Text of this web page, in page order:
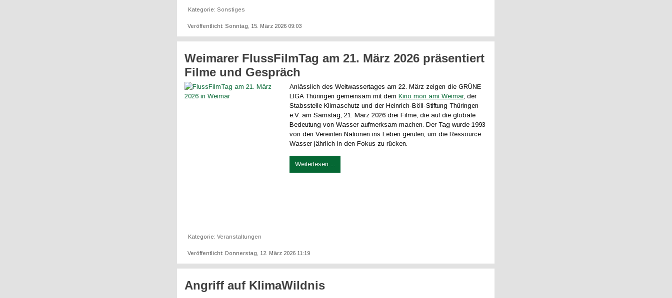
Kategorie:Sonstiges
Veröffentlicht: Sonntag, 15. März 2026 09:03
Weimarer FlussFilmTag am 21. März 2026 präsentiert
Filme und Gespräch
Anlässlich des Weltwassertages am 22. März zeigen die GRÜNE
LIGA Thüringen gemeinsam mit demKino mon ami Weimar, der
Stabsstelle Klimaschutz und der Heinrich-Böll-Stiftung Thüringen
e.V. am Samstag, 21. März 2026 drei Filme, die auf die globale
Bedeutung von Wasser aufmerksam machen. Der Tag wurde 1993
von den Vereinten Nationen ins Leben gerufen, um die Ressource
Wasser jährlich in den Fokus zu rücken.
Weiterlesen ...
Kategorie:Veranstaltungen
Veröffentlicht: Donnerstag, 12. März 2026 11:19
Angriff auf KlimaWildnis